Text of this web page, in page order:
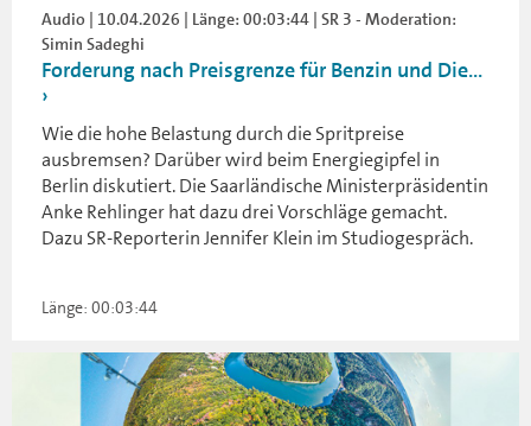
Audio | 10.04.2026 | Länge: 00:03:44 | SR 3 - Moderation:
Simin Sadeghi
Forderung nach Preisgrenze für Benzin und Die...
Wie die hohe Belastung durch die Spritpreise
ausbremsen? Darüber wird beim Energiegipfel in
Berlin diskutiert. Die Saarländische Ministerpräsidentin
Anke Rehlinger hat dazu drei Vorschläge gemacht.
Dazu SR-Reporterin Jennifer Klein im Studiogespräch.
Länge: 00:03:44